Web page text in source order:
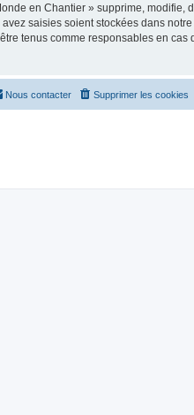
en Chantier » supprime, modifie,
saisies soient stockées dans
tenus comme responsables en cas
Supprimer les cookies
Nous contacter